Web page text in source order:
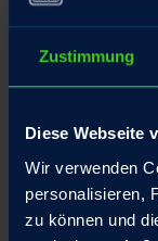
Zustimmung
Diese Webseite
Wir verwenden
personalisieren,
zu können und